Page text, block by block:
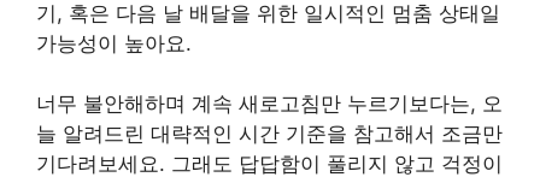
기, 혹은 다음 날 배달을 위한 일시적인 멈춤 상태일
가능성이 높아요.
너무 불안해하며 계속 새로고침만 누르기보다는, 오
늘 알려드린 대략적인 시간 기준을 참고해서 조금만
기다려보세요. 그래도 답답함이 풀리지 않고 걱정이